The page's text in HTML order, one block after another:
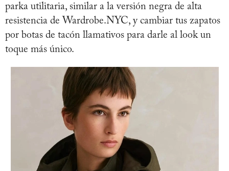
parka utilitaria, similar a la versión negra de alta
resistencia de Wardrobe.NYC, y cambiar tus zapatos
por botas de tacón llamativos para darle al look un
toque más único.